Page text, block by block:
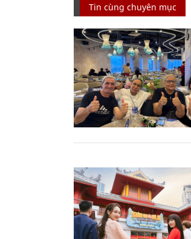
Tin cùng chuyên mục